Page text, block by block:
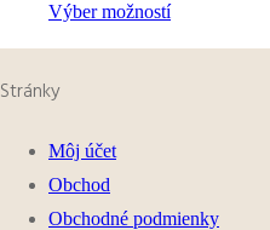
Výber možností
Stránky
Môj účet
Obchod
Obchodné podmienky